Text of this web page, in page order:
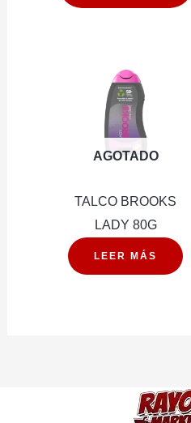
2X1
cantidad
AGOTADO
TALCO BROOKS
LADY 80G
LEER MÁS